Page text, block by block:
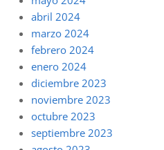
abril 2024
marzo 2024
febrero 2024
enero 2024
diciembre 2023
noviembre 2023
octubre 2023
septiembre 2023